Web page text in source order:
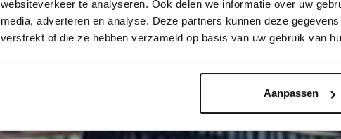
websiteverkeer te analyseren. Ook delen we informatie over uw
media, adverteren en analyse. Deze partners kunnen deze
verstrekt of die ze hebben verzameld op basis van uw gebruik van
Aanpassen
Huur
PLAATS